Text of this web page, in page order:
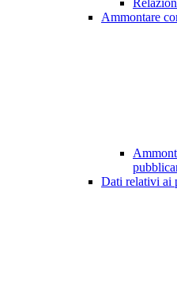
Ammontare
Dati relativi ai